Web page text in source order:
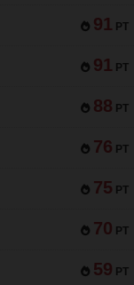
91 PT
91 PT
88 PT
76 PT
75 PT
70 PT
59 PT